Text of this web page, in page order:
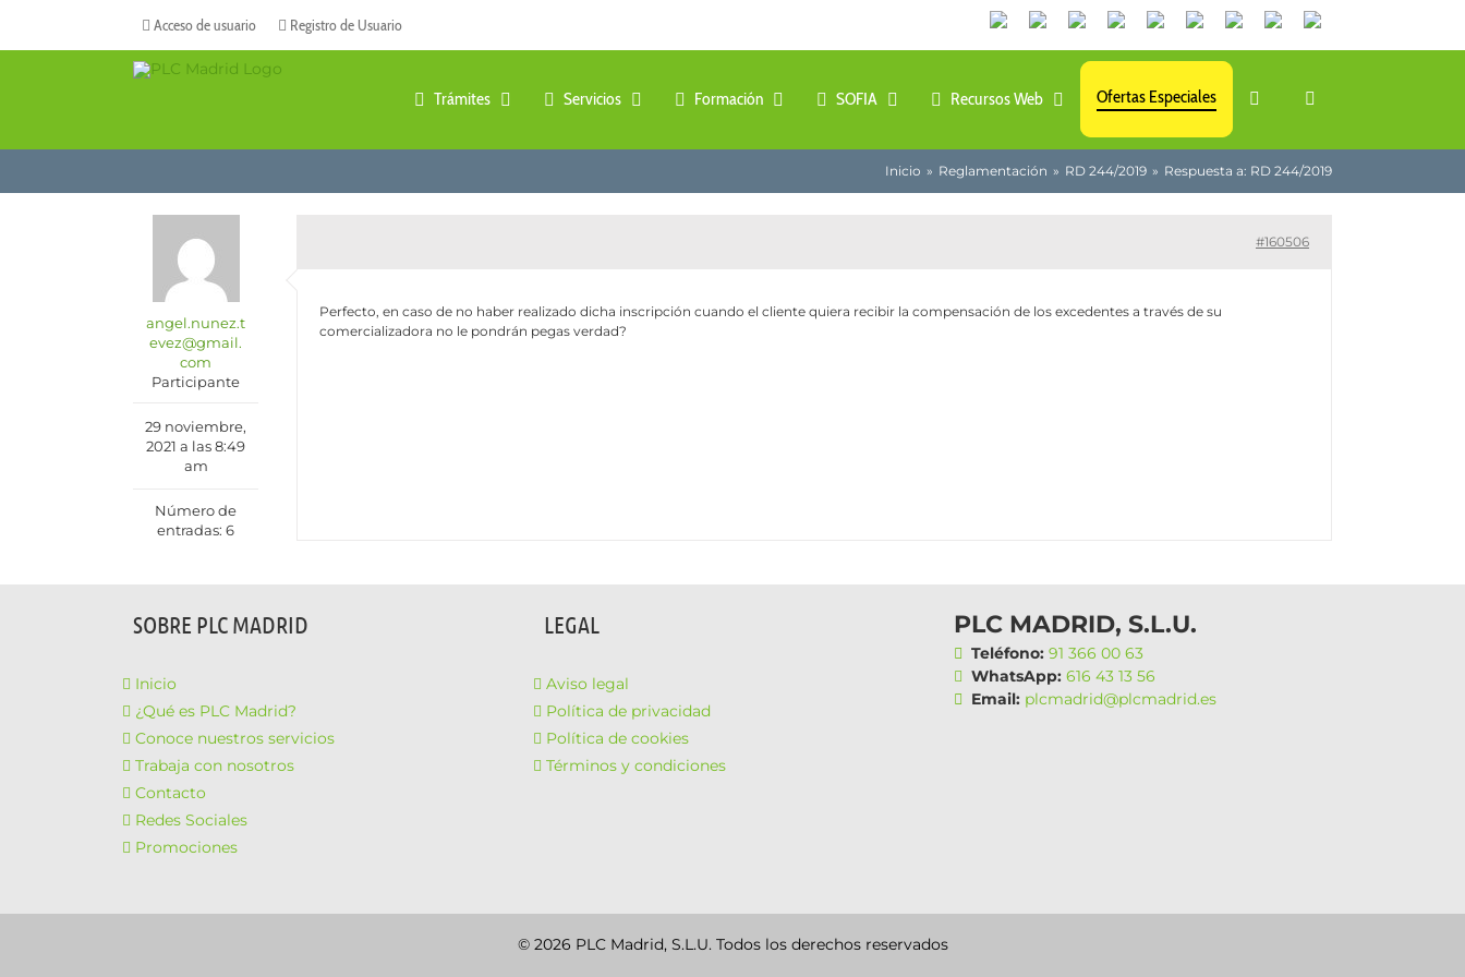
contenido
Acceso de usuario Registro de Usuario
Canales
de
LinkedinYoutubeTiktokFacebookInstagram
X TwitchContacto
Trámites Servicios Formación SOFIA Recursos Web Ofertas Especiales
Inicio Reglamentación RD 244/2019 Respuesta a: RD 244/2019
angel.nunez.t
evez@gmail.
com
Participante
29 noviembre,
2021 a las 8:49
am
Número de
entradas: 6
#160506
Perfecto, en caso de no haber realizado dicha inscripción cuando el cliente quiera recibir la compensación de los excedentes a través de su
comercializadora no le pondrán pegas verdad?
SOBRE PLC MADRID
Inicio
¿Qué es PLC Madrid?
Conoce nuestros servicios
Trabaja con nosotros
Contacto
Redes Sociales
Promociones
LEGAL
Aviso legal
Política de privacidad
Política de cookies
Términos y condiciones
PLC MADRID, S.L.U.
Teléfono:91 366 00 63
WhatsApp:616 43 13 56
Email: plcmadrid@plcmadrid.es
© 2026 PLC Madrid, S.L.U. Todos los derechos reservados